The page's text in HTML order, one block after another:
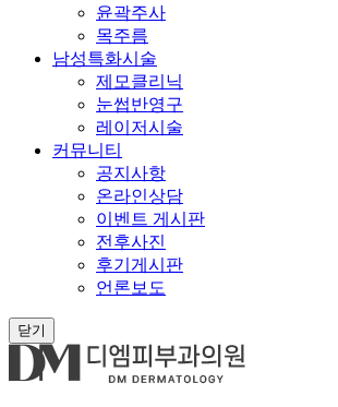
윤곽주사
목주름
남성특화시술
제모클리닉
눈썹반영구
레이저시술
커뮤니티
공지사항
온라인상담
이벤트 게시판
전후사진
후기게시판
언론보도
닫기